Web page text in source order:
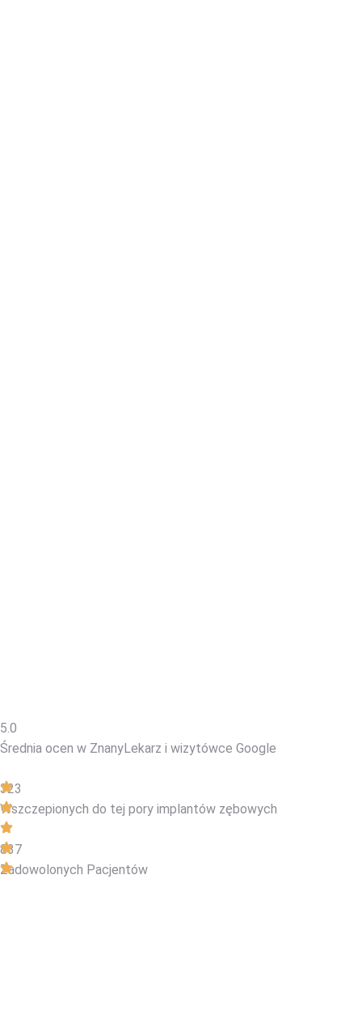
5.0
Średnia ocen w ZnanyLekarz i wizytówce Google
323
Wszczepionych do tej pory implantów zębowych
837
Zadowolonych Pacjentów